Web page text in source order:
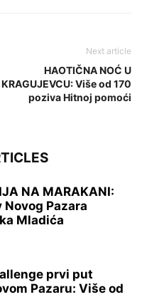
Next article
HAOTIČNA NOĆ U
KRAGUJEVCU: Više od 170
poziva Hitnoj pomoći
NA MARAKANI:
Pazara
Mladića
prvi put
Pazaru: Više od